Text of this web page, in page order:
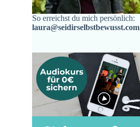
So erreichst du mich persönlich:
laura@seidirselbstbewusst.com